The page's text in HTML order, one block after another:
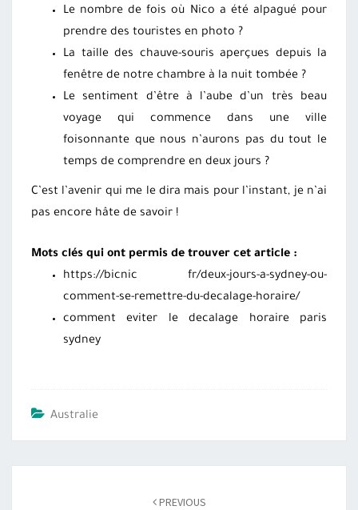
Le nombre de fois où Nico a été alpagué pour
prendre des touristes en photo ?
La taille des chauve-souris aperçues depuis la
fenêtre de notre chambre à la nuit tombée ?
Le sentiment d’être à l’aube d’un très beau
voyage qui commence dans une ville
foisonnante que nous n’aurons pas du tout le
temps de comprendre en deux jours ?
C’est l’avenir qui me le dira mais pour l’instant, je n’ai
pas encore hâte de savoir !
Mots clés qui ont permis de trouver cet article :
https://bicnic fr/deux-jours-a-sydney-ou-
comment-se-remettre-du-decalage-horaire/
comment eviter le decalage horaire paris
sydney
Australie
PREVIOUS